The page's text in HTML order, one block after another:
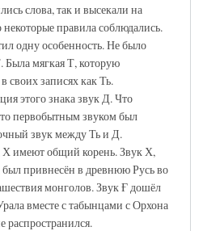
слова, так и высекали на
правила соблюдались.
одну особенность. Не было
Была мягкая Т, которую
своих записях как Ть.
этого знака звук Д. Что
первобытным звуком был
звук между Ть и Д.
Х имеют общий корень. Звук Х,
привнесён в древнюю Русь во
монголов. Звук Ғ дошёл
вместе с табынцами с Орхона
распространился.